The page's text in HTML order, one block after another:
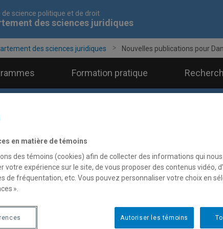
de science politique et de droit
des sciences juridiques
des sciences juridiques Nouvelles publications pour
Formation pratique
en matière de témoins
des témoins (cookies) afin de collecter des informations qui
votre expérience sur le site, de vous proposer des contenus vidéo,
de fréquentation, etc. Vous pouvez personnaliser votre choix en
».
Autoriser les témoins